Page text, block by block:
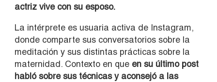
actriz vive con su esposo.
La intérprete es usuaria activa de Instagram,
donde comparte sus conversatorios sobre la
meditación y sus distintas prácticas sobre la
maternidad. Contexto en que en su último post
habló sobre sus técnicas y aconsejó a las